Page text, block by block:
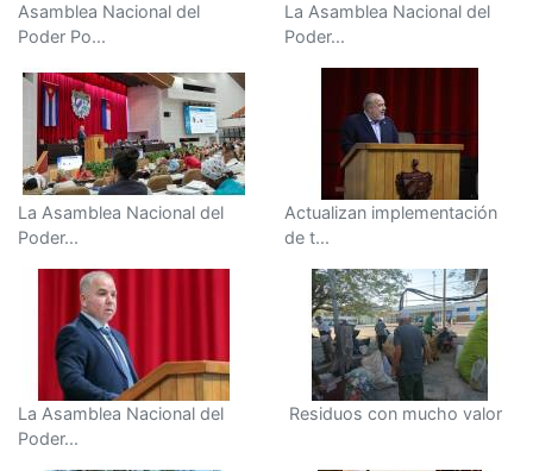
Asamblea Nacional del
Poder Po...
La Asamblea Nacional del
Poder...
La Asamblea Nacional del
Poder...
Actualizan implementación
de t...
La Asamblea Nacional del
Poder...
Residuos con mucho valor